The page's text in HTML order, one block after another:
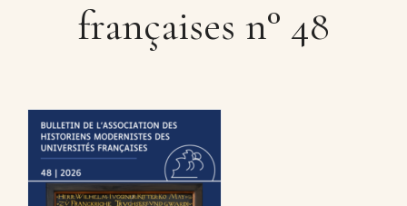
françaises n° 48